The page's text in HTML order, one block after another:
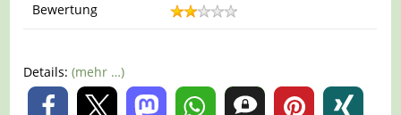
Bewertung
Details:(mehr …)
0